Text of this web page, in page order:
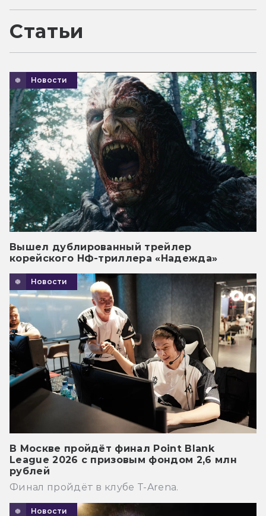
Статьи
Новости
Вышел дублированный трейлер
корейского НФ-триллера «Надежда»
Новости
В Москве пройдёт финал Point Blank
League 2026 с призовым фондом 2,6 млн
рублей
Финал пройдёт в клубе T-Arena.
Новости